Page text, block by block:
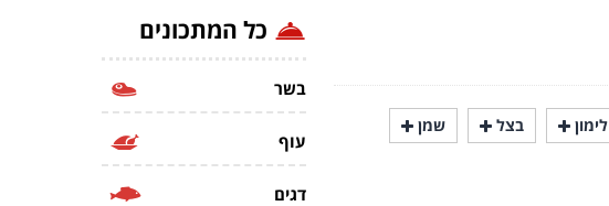
לימון בצל שמן
כל המתכונים
בשר
עוף
דגים